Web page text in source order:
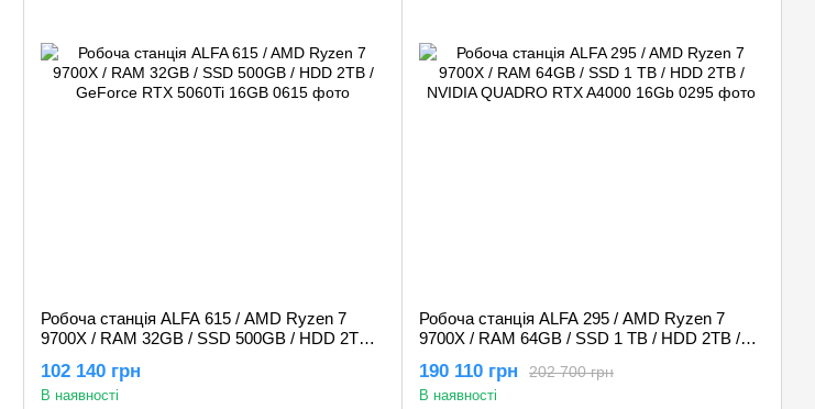
Робоча станція ALFA 615 / AMD Ryzen 7
9700X / RAM 32GB / SSD 500GB / HDD 2TB /
102 140 грн
В наявності
Робоча станція ALFA 295 / AMD Ryzen 7
9700X / RAM 64GB / SSD 1 TB / HDD 2TB /
202 700 грн
190 110 грн
В наявності